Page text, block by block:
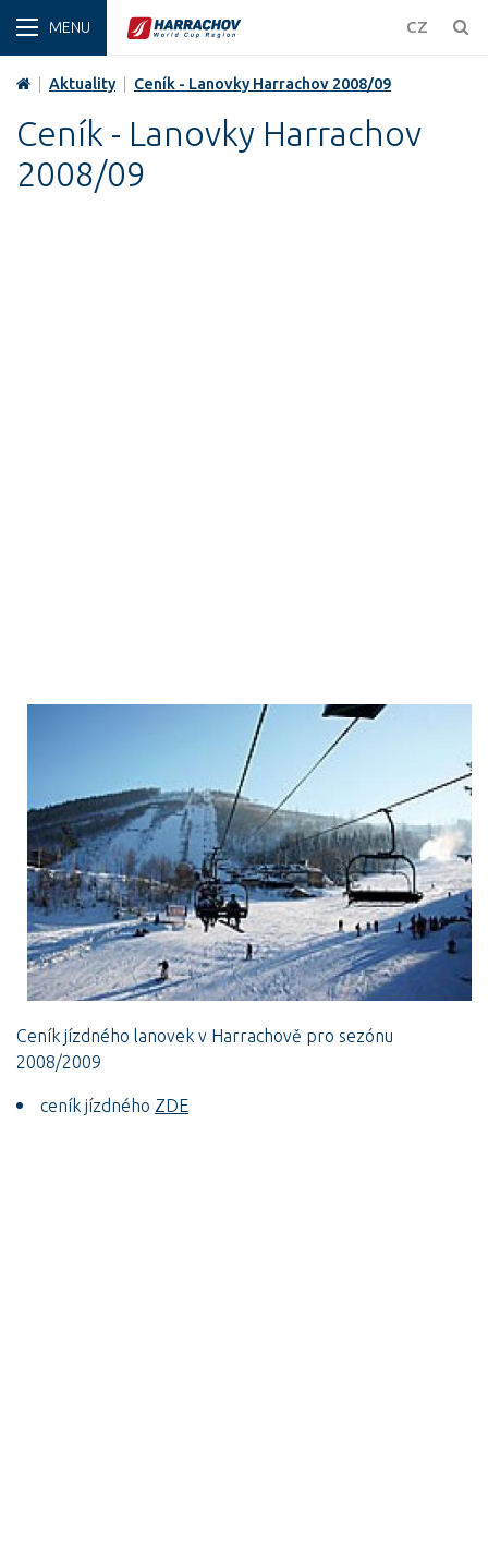
CZ
ZIMA
Aktuality Ceník - Lanovky Harrachov 2008/09
Ceník - Lanovky Harrachov
2008/09
Ceník jízdného lanovek v Harrachově pro sezónu
2008/2009
ceník jízdného ZDE